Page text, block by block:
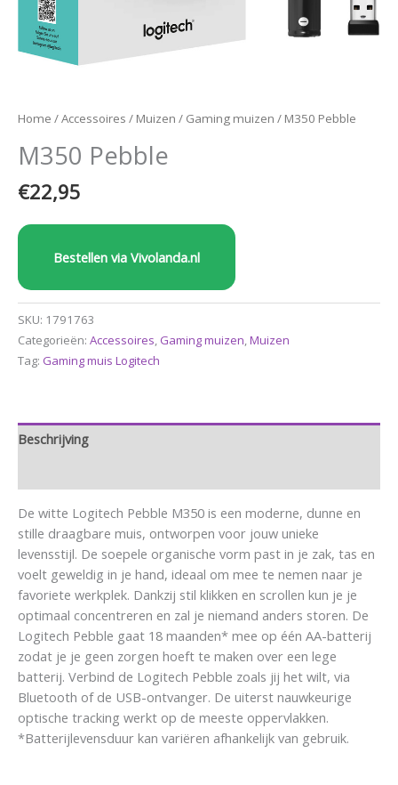
Home /Accessoires / Muizen / Gaming muizen / M350 Pebble
M350 Pebble
€22,95
Bestellen via Vivolanda.nl
SKU: 1791763
Categorieën: Accessoires, Gaming muizen,Muizen
Tag: Gaming muis Logitech
Beschrijving
De witte Logitech Pebble M350 is een moderne, dunne en
stille draagbare muis, ontworpen voor jouw unieke
levensstijl. De soepele organische vorm past in je zak, tas en
voelt geweldig in je hand, ideaal om mee te nemen naar je
favoriete werkplek. Dankzij stil klikken en scrollen kun je je
optimaal concentreren en zal je niemand anders storen. De
Logitech Pebble gaat 18 maanden* mee op één AA-batterij
zodat je je geen zorgen hoeft te maken over een lege
batterij. Verbind de Logitech Pebble zoals jij het wilt, via
Bluetooth of de USB-ontvanger. De uiterst nauwkeurige
optische tracking werkt op de meeste oppervlakken.
*Batterijlevensduur kan variëren afhankelijk van gebruik.